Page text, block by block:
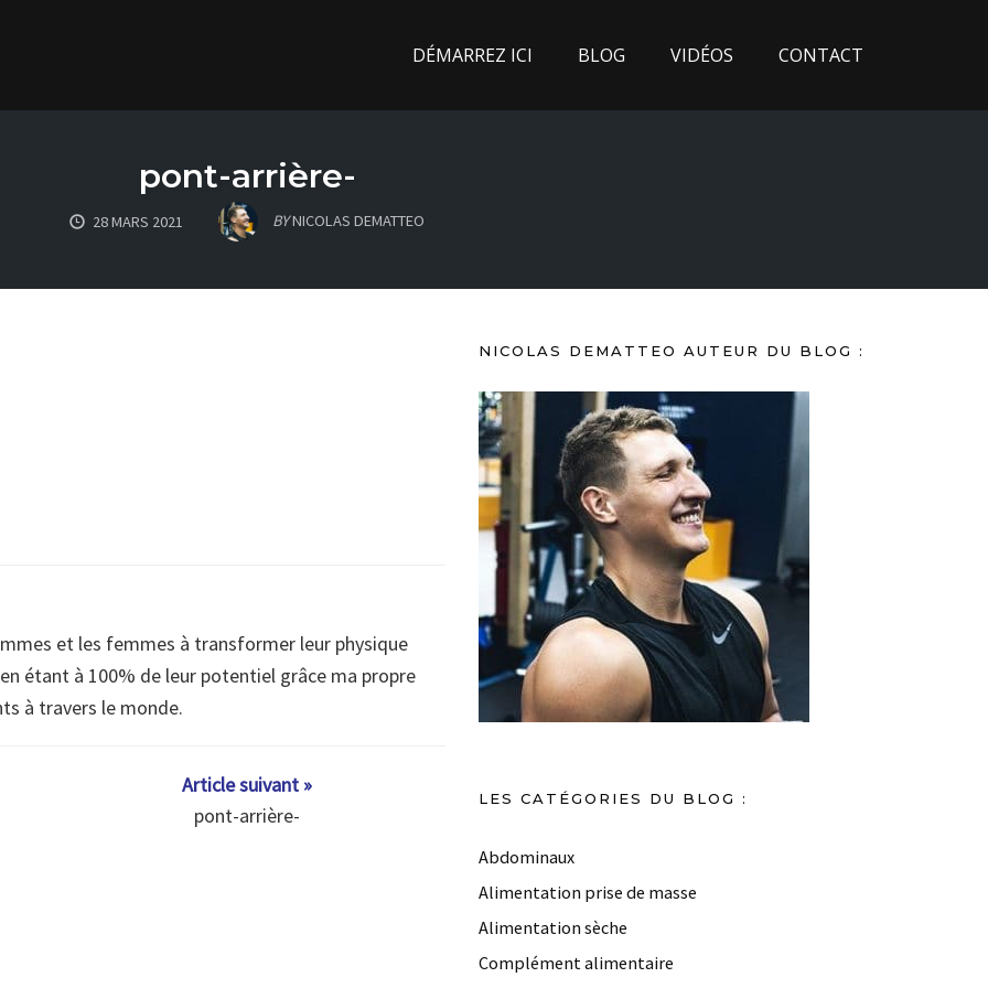
DÉMARREZ ICI BLOG VIDÉOS CONTACT
pont-arrière-
28 MARS 2021 BYNICOLAS DEMATTEO
et les femmes à transformer leur physique
étant à 100% de leur potentiel grâce ma propre
à travers le monde.
Article suivant »
pont-arrière-
NICOLAS DEMATTEO AUTEUR DU BLOG :
LES CATÉGORIES DU BLOG :
Abdominaux
Alimentation prise de masse
Alimentation sèche
Complément alimentaire